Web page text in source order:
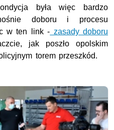
była więc bardzo
doboru i procesu
w ten link - zasady doboru
jak poszło opolskim
torem przeszkód.